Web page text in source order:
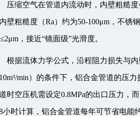
压缩空气在管道内流动时，内壁粗糙
壁粗糙度（Ra）约为50-100μm，不锈
，接近“镜面级”光滑度。
根据流体力学公式，沿程阻力损失与
min）的条件下，铝合金管道的压
时空压机需设定0.8MPa的出口压力，
小时计算，铝合金管道每年可节省电能